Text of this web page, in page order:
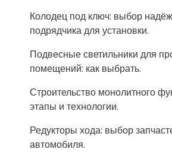
Колодец под ключ: выбор
подрядчика для установки.
Подвесные светильники для
помещений: как выбрать.
Строительство монолитного
этапы и технологии.
Редукторы хода: выбор
автомобиля.